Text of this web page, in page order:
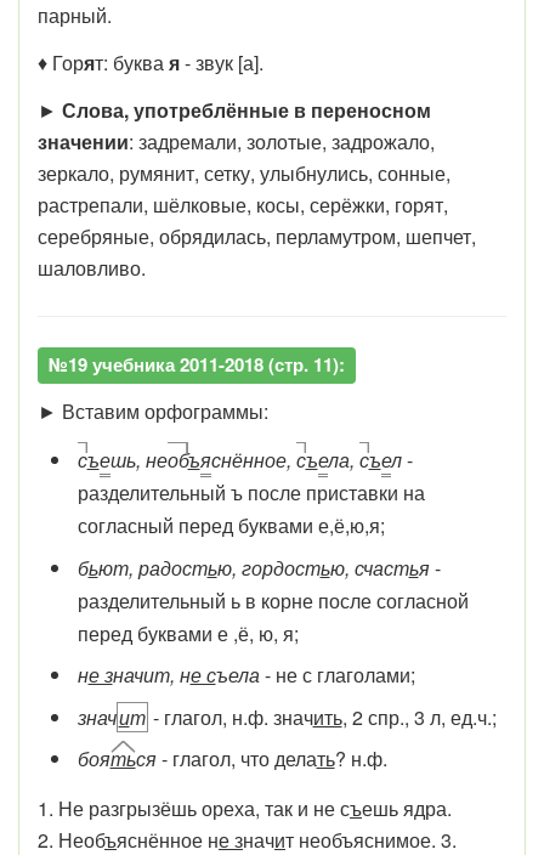
парный.
♦ Горят: буквая- звук [а].
► Слова, употреблённые в переносном
значении: задремали, золотые, задрожало,
зеркало, румянит, сетку, улыбнулись, сонные,
растрепали, шёлковые, косы, серёжки, горят,
серебряные, обрядилась, перламутром, шепчет,
шаловливо.
№19 учебника 2011-2018 (стр. 11):
► Вставим орфограммы:
съешь, необъяснённое, съела, съел-
разделительный ъ после приставки на
согласный перед буквами е,ё,ю,я;
бьют, радостью, гордостью, счастья-
разделительный ь в корне после согласной
перед буквами е ,ё, ю, я;
не значит, не съела- не с глаголами;
значит - глагол, н.ф. значить, 2 спр., 3 л, ед.ч.;
бояться- глагол, что делать? н.ф.
1. Не разгрызёшь ореха, так и не съешь ядра.
2. Необъяснённое не значит необъяснимое. 3.